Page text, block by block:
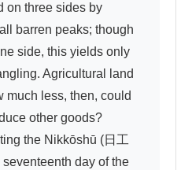
on three sides by
barren peaks; though
side, this yields only
Agricultural land
much less, then, could
other goods?
the Nikkōshū (日工
day of the